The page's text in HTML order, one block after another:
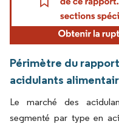
Périmètre du
acidulants
Le marché des
segmenté par type en